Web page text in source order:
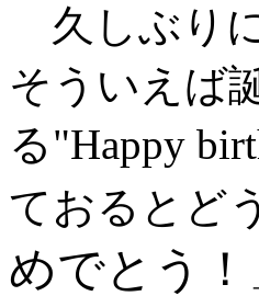
久しぶり
そういえば
る"Happy
ておるとど
めでとう！